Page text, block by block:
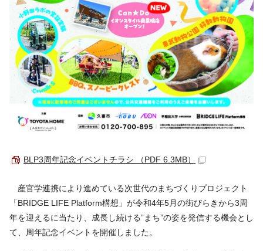
BLP3周年記念イベントチラシ （PDF 6.3MB）
産官学連携により進めている次世代のまちづくりプロジェクト
「BRIDGE LIFE Platform構想」が令和4年5月の街びらきから3周
年を迎えるに当たり、成長し続ける”まち”の姿を発信する機会とし
て、周年記念イベントを開催しました。